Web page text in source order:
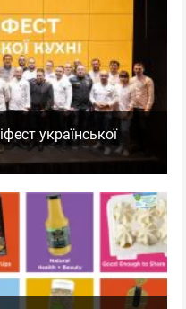
української